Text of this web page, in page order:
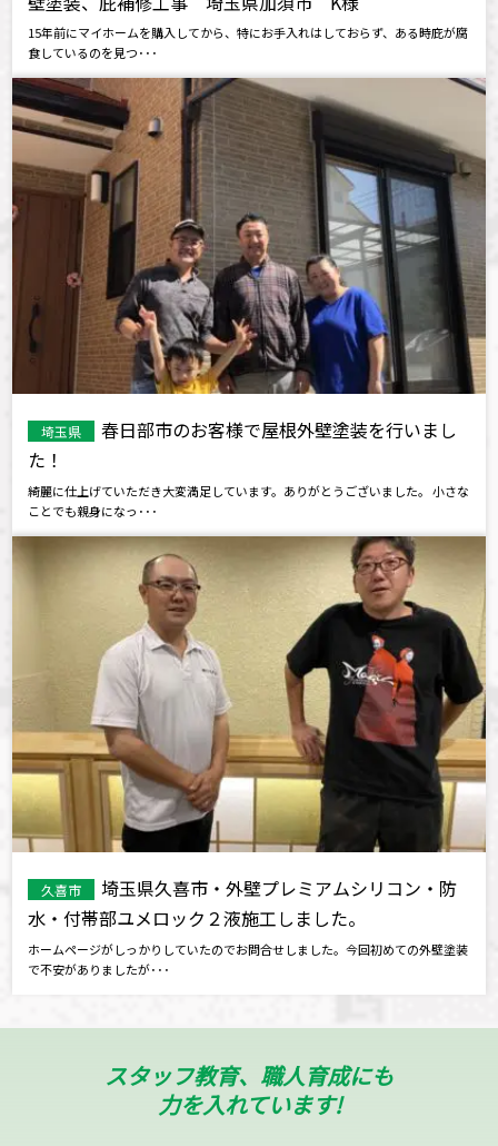
15年前にマイホームを購入してから、特にお手入れはしておらず、ある時庇が腐
食しているのを見つ･･･
埼玉県
春日部市のお客様で屋根外壁塗装を行いまし
た！
綺麗に仕上げていただき大変満足しています。ありがとうございました。 小さな
ことでも親身になっ･･･
久喜市
埼玉県久喜市・外壁プレミアムシリコン・防
水・付帯部ユメロック２液施工しました。
ホームページがしっかりしていたのでお問合せしました。今回初めての外壁塗装
で不安がありましたが･･･
スタッフ教育、職人育成にも
力を入れています!